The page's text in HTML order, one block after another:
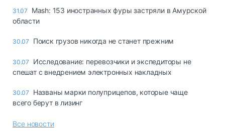
31.07
Mash: 153 иностранных фуры застряли в Амурской
области
30.07 Поиск грузов никогда не станет прежним
30.07
Исследование: перевозчики и экспедиторы не
спешат с внедрением электронных накладных
30.07
Названы марки полуприцепов, которые чаще
всего берут в лизинг
Все новости